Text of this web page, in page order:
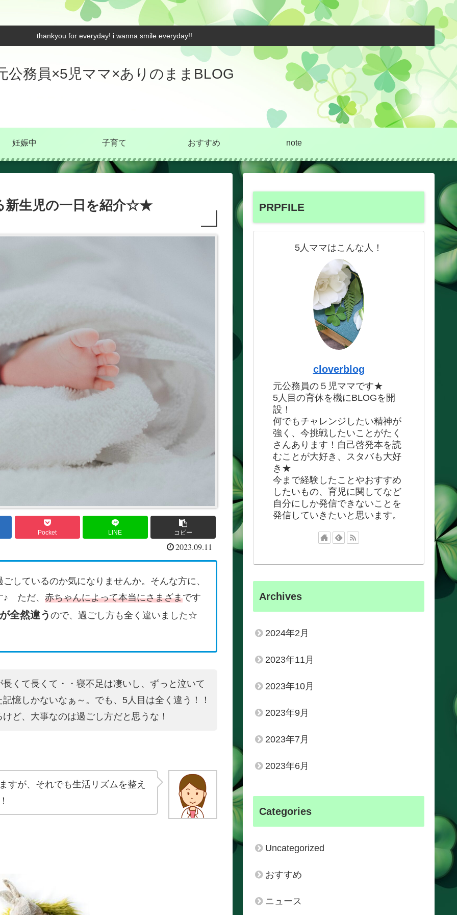
thankyou for everyday! i wanna smile everyday!!
公務員×5児ママ×ありのままBLOG
妊娠中 子育て おすすめ note
新生児の一日を紹介☆★
Pocket LINE コピー
2023.09.11
しているのか気になりませんか。そんな方に、
♪ ただ、 赤ちゃんによって本当にさまざまです
全然違う ので、過ごし方も全く違いました☆
くて長くて・・寝不足は凄いし、ずっと泣いて
憶しかないなぁ～。でも、5人目は全く違う！！
ど、大事なのは過ごし方だと思うな！
すが、それでも生活リズムを整え
PRPFILE
5人ママはこんな人！
cloverblog
元公務員の５児ママです★
5人目の育休を機にBLOGを開
設！
何でもチャレンジしたい精神が
強く、今挑戦したいことがたく
さんあります！自己啓発本を読
むことが大好き、スタバも大好
き★
今まで経験したことやおすすめ
したいもの、育児に関してなど
自分にしか発信できないことを
発信していきたいと思います。
Archives
2024年2月
2023年11月
2023年10月
2023年9月
2023年7月
2023年6月
Categories
Uncategorized
おすすめ
ニュース